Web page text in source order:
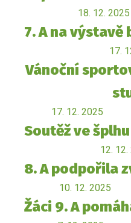
18. 12. 2025
7. A na výstavě
17.
Vánoční
17. 12. 2025
Soutěž ve šplhu
12. 12.
8. A podpořila
10. 12. 2025
Žáci 9. A